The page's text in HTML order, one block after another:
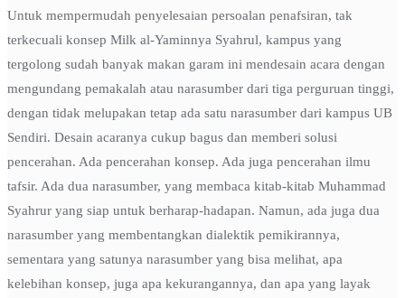
Untuk mempermudah penyelesaian persoalan penafsiran, tak
terkecuali konsep Milk al-Yaminnya Syahrul, kampus yang
tergolong sudah banyak makan garam ini mendesain acara dengan
mengundang pemakalah atau narasumber dari tiga perguruan tinggi,
dengan tidak melupakan tetap ada satu narasumber dari kampus UB
Sendiri. Desain acaranya cukup bagus dan memberi solusi
pencerahan. Ada pencerahan konsep. Ada juga pencerahan ilmu
tafsir. Ada dua narasumber, yang membaca kitab-kitab Muhammad
Syahrur yang siap untuk berharap-hadapan. Namun, ada juga dua
narasumber yang membentangkan dialektik pemikirannya,
sementara yang satunya narasumber yang bisa melihat, apa
kelebihan konsep, juga apa kekurangannya, dan apa yang layak